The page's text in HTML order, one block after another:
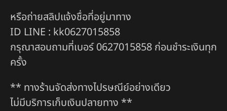
หรือถ่ายสลิปแจ้งชื่อที่อยู่มาทาง
ID LINE : kk0627015858
กรุณาสอบถามที่เบอร์ 0627015858 ก่อนชำระเงินทุก
ครั้ง
** ทางร้านจัดส่งทางไปรษณีย์อย่างเดียว
ไม่มีบริการเก็บเงินปลายทาง **